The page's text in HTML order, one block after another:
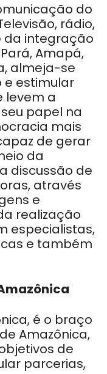
do
rádio,
da integração
Amapá,
almeja-se
e estimular
levem a
papel na
mais
de gerar
da
discussão de
através
e
realização
especialistas,
e também
é o braço
Amazônica,
de
parcerias,